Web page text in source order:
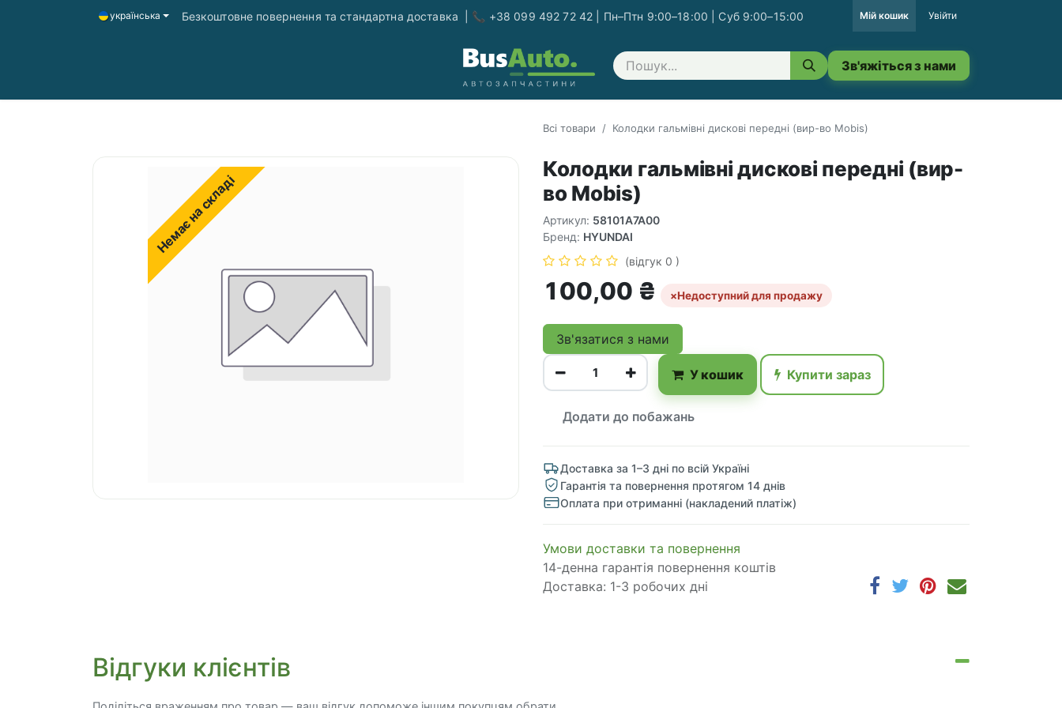
українська Безкоштовне повернення та стандартна доставка | 📞 +38 099 492 72 42 | Пн–Птн 9:00–18:00 | Суб 9:00–15:00 Мій кошик Увійти
Зв'яжіться з нами Зв'яжіться з нами
Всі товари Колодки гальмівні дискові передні (вир-во Mobis)
Немає на складі
Колодки гальмівні дискові передні (вир-
во Mobis)
Артикул: 58101A7A00
Бренд: HYUNDAI
(відгук 0 )
100,00 ₴ ×Недоступний для продажу
Зв'язатися з нами
У кошик Купити зараз
Додати до побажань
Доставка за 1–3 дні по всій Україні
Гарантія та повернення протягом 14 днів
Оплата при отриманні (накладений платіж)
​​​​​​​​​​​​​​​​​​​​​​​​​​​​​​​​​​​​​​​​​​​​​​​​​​​​​​​​​​​​​​У​​м​о​в​​и​ д​ос​т​а​в​к​и ​т​а​ по​в​е​р​н​е​н​н​я
14-денна гарантія повернення коштів
Доставка: 1-3 робочих дні
Відгуки клієнтів